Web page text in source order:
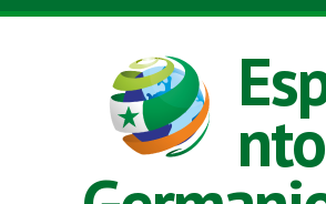
Skip to main content